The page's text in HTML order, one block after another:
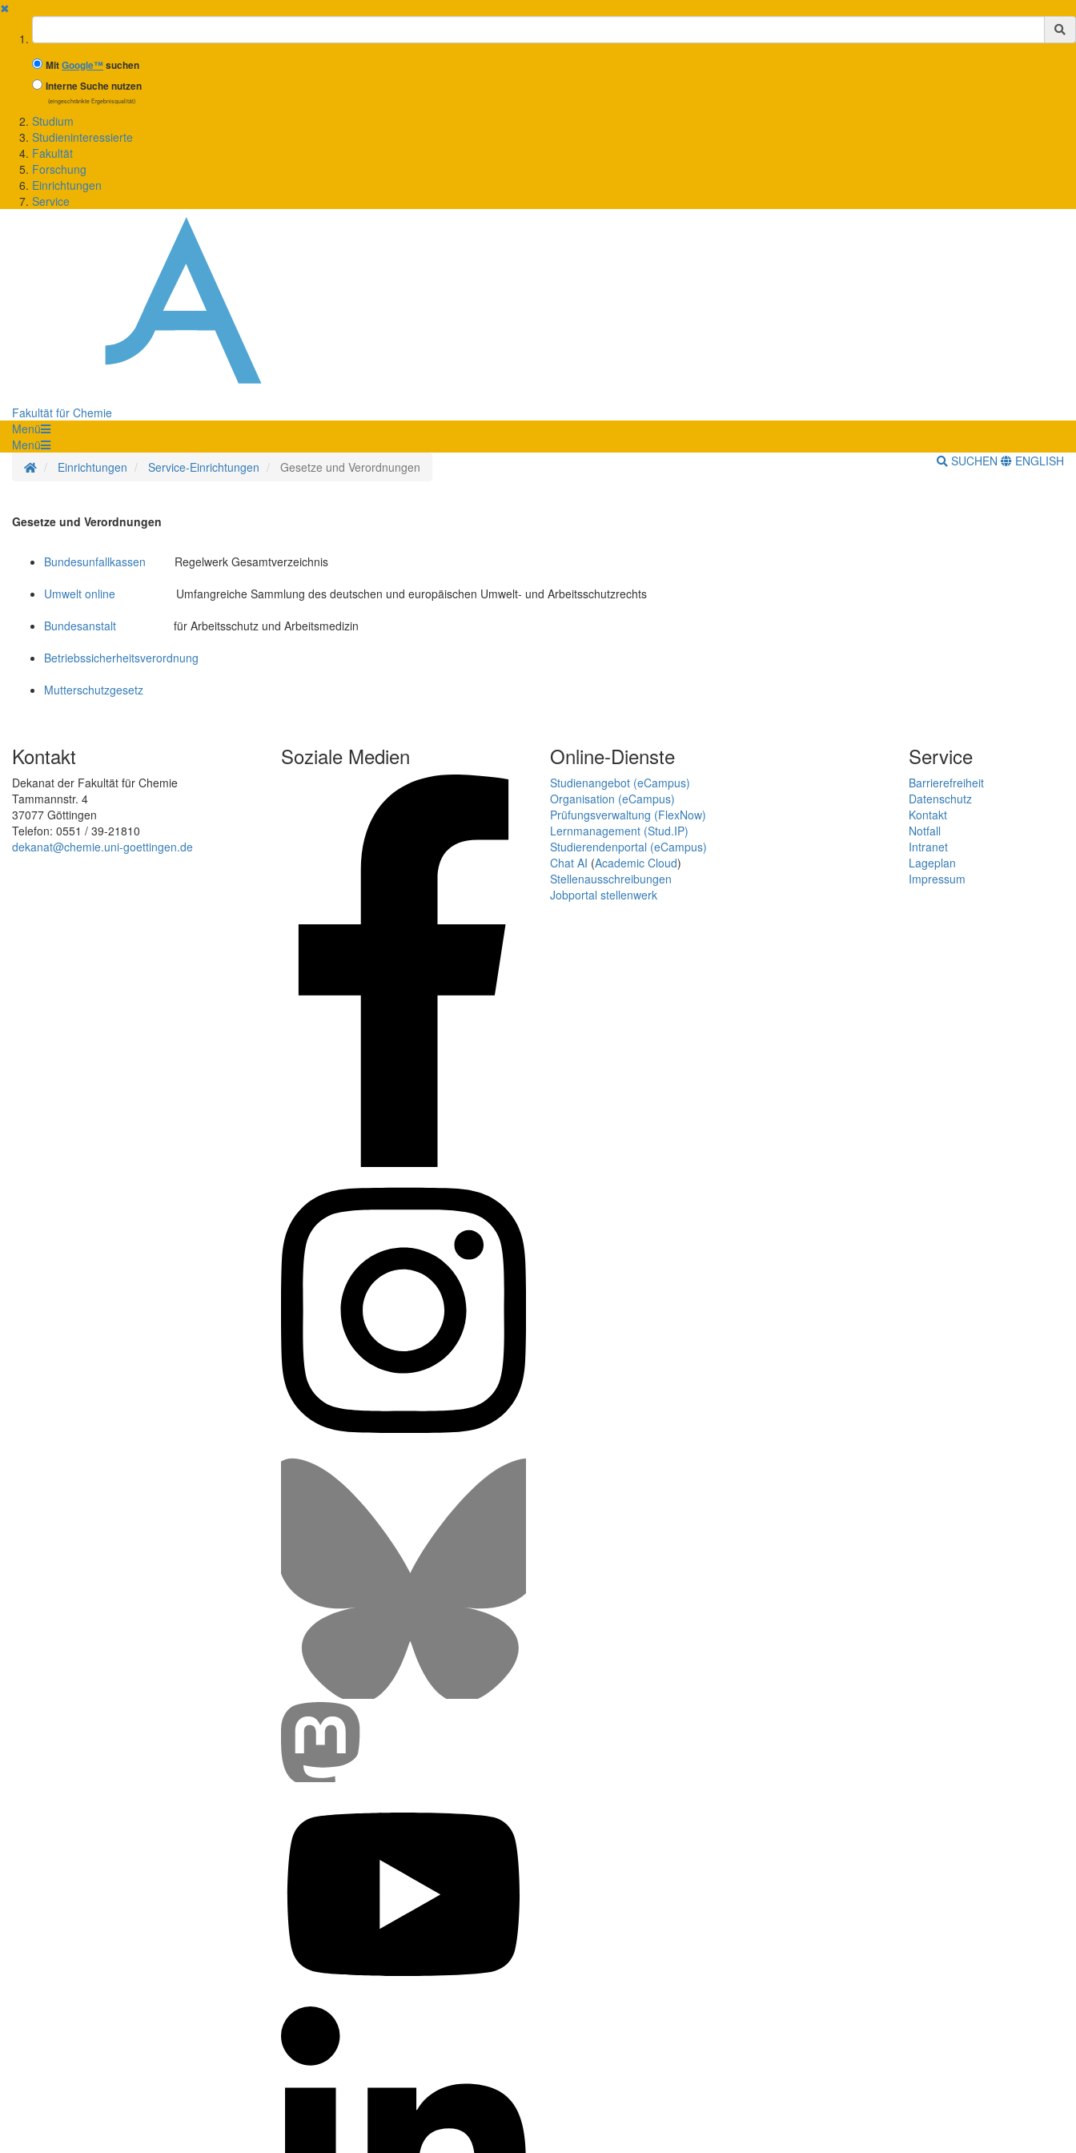
✖
Suchbegriff
MitGoogle™suchen
Interne Suche nutzen
(eingeschränkte Ergebnisqualität)
Studium
Studieninteressierte
Fakultät
Forschung
Einrichtungen
Service
Fakultät für Chemie
Menü
Menü
StartseiteEinrichtungen Service-Einrichtungen Gesetze und Verordnungen SUCHEN ENGLISH
Gesetze und Verordnungen
Bundesunfallkassen Regelwerk Gesamtverzeichnis
Umwelt online Umfangreiche Sammlung des deutschen und europäischen Umwelt- und Arbeitsschutzrechts
Bundesanstalt für Arbeitsschutz und Arbeitsmedizin
Betriebssicherheitsverordnung
Mutterschutzgesetz
Kontakt
Dekanat der Fakultät für Chemie
Tammannstr. 4
37077 Göttingen
Telefon: 0551 / 39-21810
dekanat@chemie.uni-goettingen.de
Soziale Medien Online-Dienste
Studienangebot (eCampus)
Organisation (eCampus)
Prüfungsverwaltung (FlexNow)
Lernmanagement (Stud.IP)
Studierendenportal (eCampus)
Chat AI (Academic Cloud)
Stellenausschreibungen
Jobportal stellenwerk
Service
Barrierefreiheit
Datenschutz
Kontakt
Notfall
Intranet
Lageplan
Impressum